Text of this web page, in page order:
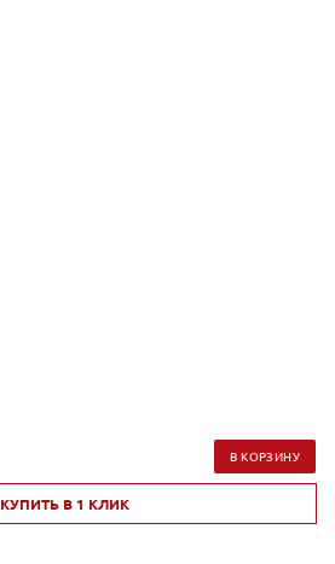
В КОРЗИНУ
КУПИТЬ В 1 КЛИК